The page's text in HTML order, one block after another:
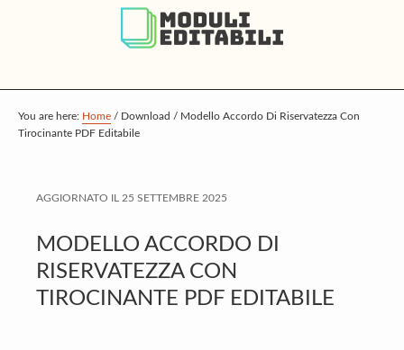
p
t
a
n
c
p
t
r
m
a
p
t
o
t
e
You are here: Home / Download / Modello Accordo Di Riservatezza Con
Tirocinante PDF Editabile
AGGIORNATO IL 25 SETTEMBRE 2025
MODELLO ACCORDO DI
RISERVATEZZA CON
TIROCINANTE PDF EDITABILE